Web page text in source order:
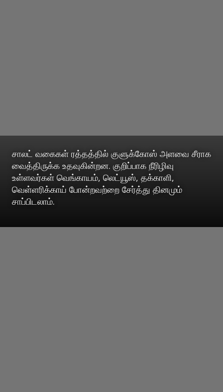
சாலட் வகைகள் ரத்தத்தில் குளுக்கோஸ் அளவை சீராக
வைத்திருக்க உதவுகின்றன. குறிப்பாக நீரிழிவு
உள்ளவர்கள் வெங்காயம், லெட்யூஸ், தக்காளி,
வெள்ளரிக்காய் போன்றவற்றை சேர்த்து தினமும்
சாப்பிடலாம்.